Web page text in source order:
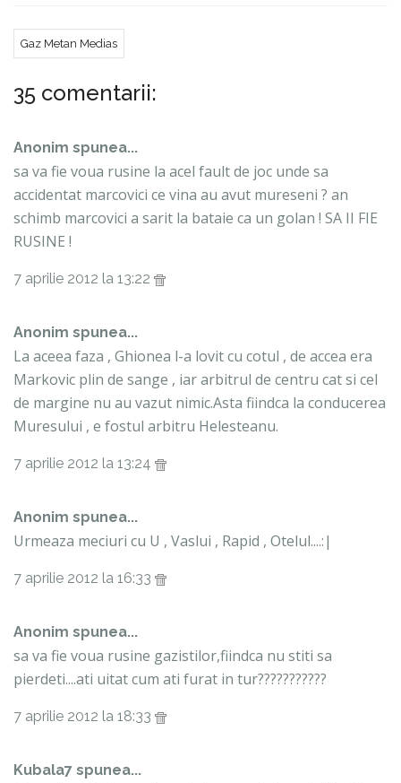
Gaz Metan Medias
35 comentarii:
Anonim spunea...
sa va fie voua rusine la acel fault de joc unde sa
accidentat marcovici ce vina au avut mureseni ? an
schimb marcovici a sarit la bataie ca un golan ! SA II FIE
RUSINE !
7 aprilie 2012 la 13:22
Anonim spunea...
La aceea faza , Ghionea l-a lovit cu cotul , de accea era
Markovic plin de sange , iar arbitrul de centru cat si cel
de margine nu au vazut nimic.Asta fiindca la conducerea
Muresului , e fostul arbitru Helesteanu.
7 aprilie 2012 la 13:24
Anonim spunea...
Urmeaza meciuri cu U , Vaslui , Rapid , Otelul....:|
7 aprilie 2012 la 16:33
Anonim spunea...
sa va fie voua rusine gazistilor,fiindca nu stiti sa
pierdeti....ati uitat cum ati furat in tur???????????
7 aprilie 2012 la 18:33
Kubala7 spunea...